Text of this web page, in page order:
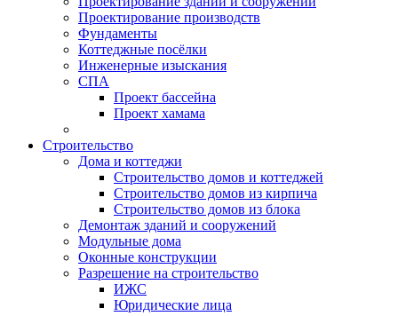
Проектирование производств
Фундаменты
Коттеджные посёлки
Инженерные изыскания
СПА
Проект бассейна
Проект хамама
Строительство
Дома и коттеджи
Строительство домов и коттеджей
Строительство домов из кирпича
Строительство домов из блока
Демонтаж зданий и сооружений
Модульные дома
Оконные конструкции
Разрешение на строительство
ИЖС
Юридические лица